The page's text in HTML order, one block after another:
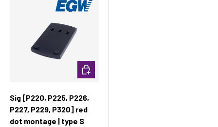
Sig [P220, P225, P226,
P227, P229, P320] red
dot montage | type S
Toevoegen aan winkelwagen